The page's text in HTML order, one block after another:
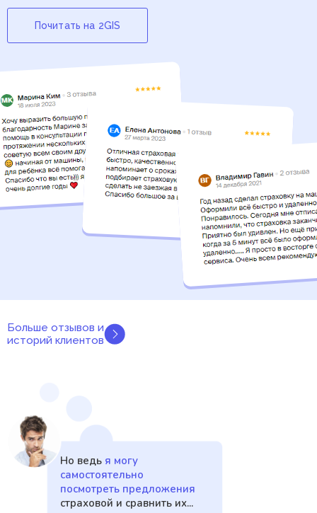
Почитать на 2GIS
Больше отзывов и
историй клиентов
Но ведь я могу
самостоятельно
посмотреть предложения
страховой и сравнить их...